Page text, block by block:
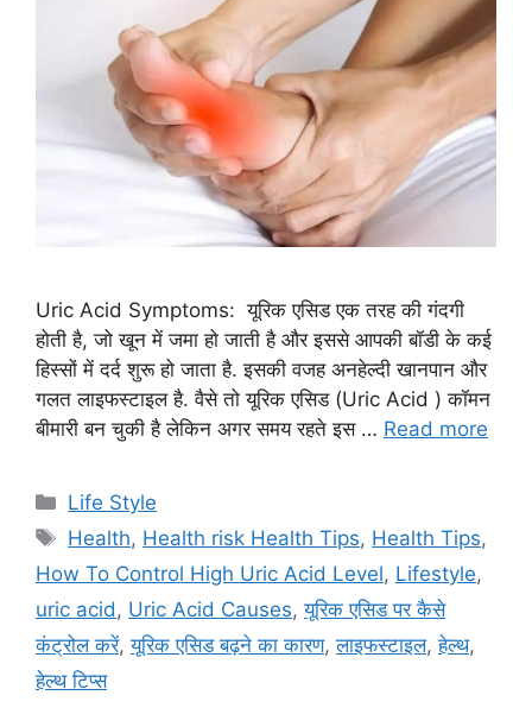
Uric Acid Symptoms: यूरिक एसिड एक तरह की गंदगी
होती है, जो खून में जमा हो जाती है और इससे आपकी बॉडी के कई
हिस्सों में दर्द शुरू हो जाता है. इसकी वजह अनहेल्दी खानपान और
गलत लाइफस्टाइल है. वैसे तो यूरिक एसिड (Uric Acid ) कॉमन
बीमारी बन चुकी है लेकिन अगर समय रहते इस … Read more
C
a
e
g
o
r
Life Style
T
s
Health, Health risk Health Tips, Health Tips,
How To Control High Uric Acid Level, Lifestyle,
uric acid , Uric Acid Causes,यूरिक एसिड पर कैसे
कंट्रोल करें,यूरिक एसिड बढ़ने का कारण,लाइफस्टाइल,हेल्थ,
हेल्थ टिप्स